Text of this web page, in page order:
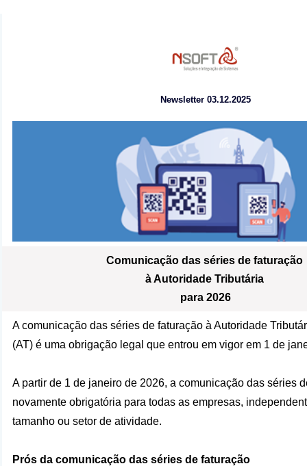
Newsletter 03.12.2025
Comunicação das séries de faturação
à Autoridade Tributária
para 2026
A comunicação das séries de faturação à Autoridade
(AT) é uma obrigação legal que entrou em vigor em 1 de
A partir de 1 de janeiro de 2026, a comunicação das séries
novamente obrigatória para todas as empresas,
tamanho ou setor de atividade.
Prós da comunicação das séries de faturação